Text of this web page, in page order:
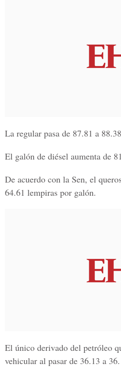
La regular pasa de 87.81 a
El galón de diésel aumenta de
De acuerdo con la Sen, el
64.61 lempiras por galón.
El único derivado del petróleo
vehicular al pasar de 36.13 a